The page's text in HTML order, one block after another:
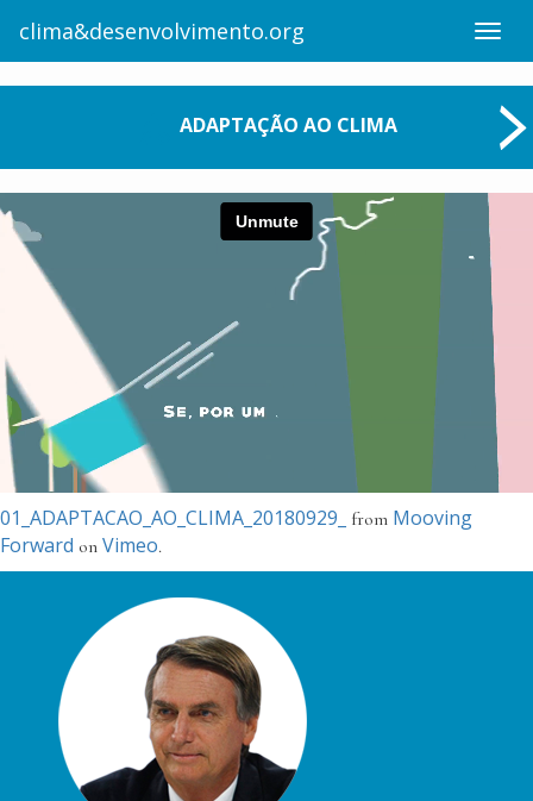
clima&desenvolvimento.org
ADAPTAÇÃO AO CLIMA
01_ADAPTACAO_AO_CLIMA_20180929_ from Mooving
Forward on Vimeo.